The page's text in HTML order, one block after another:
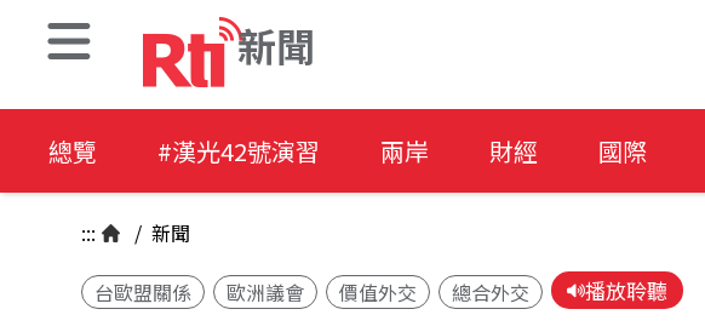
新聞
總覽 #漢光42號演習 兩岸 財經 國際
::: / 新聞
台歐盟關係 歐洲議會 價值外交 總合外交 播放聆聽